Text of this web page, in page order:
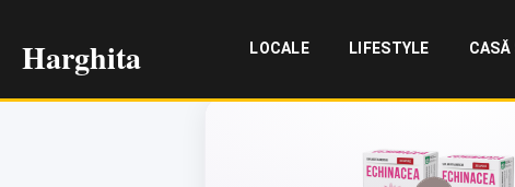
Harghita LOCALE LIFESTYLE CASĂ